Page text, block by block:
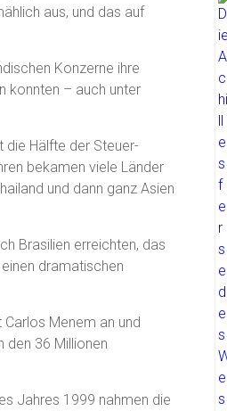
aus, und das auf
Konzerne ihre
konnten – auch unter
die Hälfte der Steuer-
bekamen viele Länder
und dann ganz Asien
Brasilien erreichten, das
dramatischen
Menem an und
den 36 Millionen
Jahres 1999 nahmen die